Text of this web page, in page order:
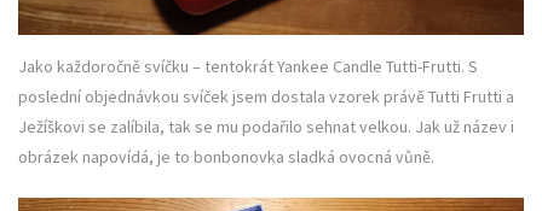
Jako každoročně svíčku – tentokrát Yankee Candle Tutti-Frutti. S
poslední objednávkou svíček jsem dostala vzorek právě Tutti Frutti a
Ježíškovi se zalíbila, tak se mu podařilo sehnat velkou. Jak už název i
obrázek napovídá, je to bonbonovka sladká ovocná vůně.